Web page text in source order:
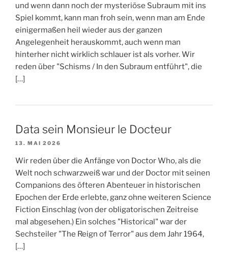
und wenn dann noch der mysteriöse Subraum mit ins
Spiel kommt, kann man froh sein, wenn man am Ende
einigermaßen heil wieder aus der ganzen
Angelegenheit herauskommt, auch wenn man
hinterher nicht wirklich schlauer ist als vorher. Wir
reden über "Schisms / In den Subraum entführt", die
[…]
Data sein Monsieur le Docteur
13. MAI 2026
Wir reden über die Anfänge von Doctor Who, als die
Welt noch schwarzweiß war und der Doctor mit seinen
Companions des öfteren Abenteuer in historischen
Epochen der Erde erlebte, ganz ohne weiteren Science
Fiction Einschlag (von der obligatorischen Zeitreise
mal abgesehen.) Ein solches "Historical" war der
Sechsteiler "The Reign of Terror" aus dem Jahr 1964,
[…]